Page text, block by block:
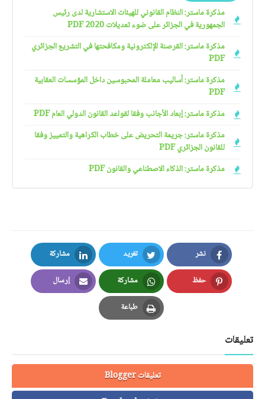
مذكرة ماستر: النظام القانوني للهيئات الاستشارية لدى رئيس
الجمهورية في الجزائر على ضوء تعديلات 2020 PDF
مذكرة ماستر: القرصنة الإلكترونية ومكافحتها في التشريع الجزائري
PDF
مذكرة ماستر: أساليب معاملة المحبوسين داخل المؤسسات العقابية
PDF
مذكرة ماستر: إبعاد الأجانب وفقا لقواعد القانون الدولي العام PDF
مذكرة ماستر: جريمة التحريض على خطاب الكراهية والتمييز وفقا
للقانون الجزائري PDF
مذكرة ماستر: الذكاء الاصطناعي والقانون PDF
نشر
Facebook
تغريد
Twitter
مشاركة
LinkedIn
حفظ
Pinterest
مشاركة
Whatsapp
إرسال
Email
طباعة
Print
تعليقات
تعليقات Blogger